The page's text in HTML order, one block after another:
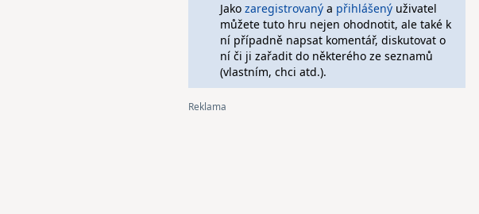
Jako zaregistrovanýa přihlášenýuživatel
můžete tuto hru nejen ohodnotit, ale také k
ní případně napsat komentář, diskutovat o
ní či ji zařadit do některého ze seznamů
(vlastním, chci atd.).